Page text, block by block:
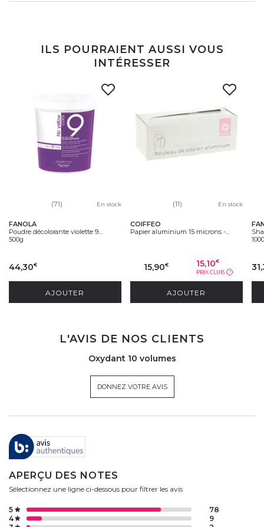
ILS POURRAIENT AUSSI VOUS
INTÉRESSER
(71) En stock
FANOLA
Poudre décolorante violette 9...
500g
44,30€
AJOUTER
(11) En stock
COIFFEO
Papier aluminium 15 microns -...
15,90€ 15,10€
PRIX CLUB ?
AJOUTER
L'AVIS DE NOS CLIENTS
Oxydant 10 volumes
DONNEZ VOTRE AVIS
APERÇU DES NOTES
Sélectionnez une ligne ci-dessous pour filtrer les avis
4 9
5 78